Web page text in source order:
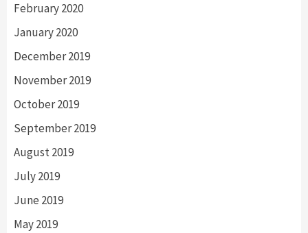
February 2020
January 2020
December 2019
November 2019
October 2019
September 2019
August 2019
July 2019
June 2019
May 2019